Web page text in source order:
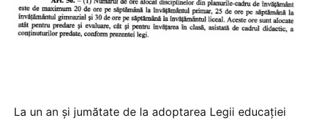
La un an și jumătate de la adoptarea Legii educației